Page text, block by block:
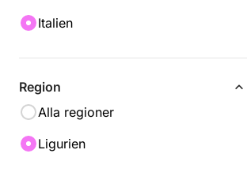
Italien
Region
Alla regioner
Ligurien